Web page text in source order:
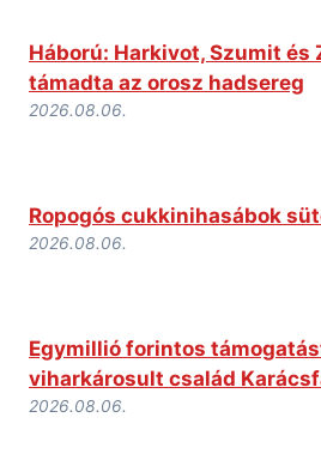
Háború: Harkivot, Szumit és
támadta az orosz hadsereg
2026.08.06.
Ropogós cukkinihasábok
2026.08.06.
Egymillió forintos
viharkárosult család
2026.08.06.